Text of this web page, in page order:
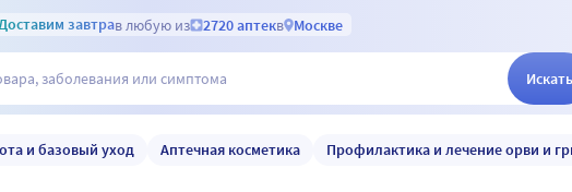
завтрав любую из 2720 аптекв Москве
Искать
и базовый уход Аптечная косметика Профилактика и лечение орви и